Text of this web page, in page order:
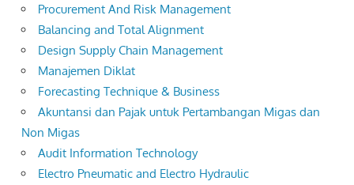
Procurement And Risk Management
Balancing and Total Alignment
Design Supply Chain Management
Manajemen Diklat
Forecasting Technique & Business
Akuntansi dan Pajak untuk Pertambangan Migas dan
Non Migas
Audit Information Technology
Electro Pneumatic and Electro Hydraulic